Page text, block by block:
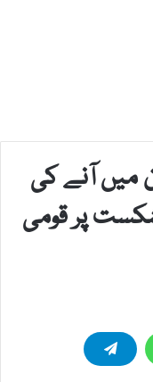
میں آنے کی
پر قومی